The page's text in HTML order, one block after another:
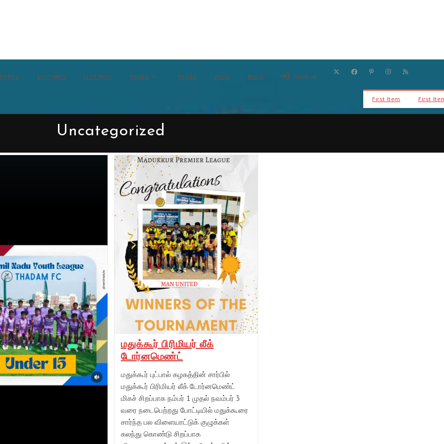
LISTINGS LISTINGS PAGES
First Item First
PAGES BLOG BLOG SIGN IN
Uncategorized
மதுக்கூர் பிரிமியர் லீக்
டோர்னமெண்ட்
மதுக்கூர் புட்பால் கழகத்தின் சார்பில்
மதுக்கூர் பிரிமியர் லீக் டோர்னமெண்ட்
மிகச் சிறப்பாக நம்பர் 1 முதல் நவம்பர் 3
வரை நடைபெற்றது போட்டியில் மதுக்கூரை
சார்ந்த பல விளையாட்டுக் குழுக்கள்
கலந்து கொண்டு சிறப்பாக